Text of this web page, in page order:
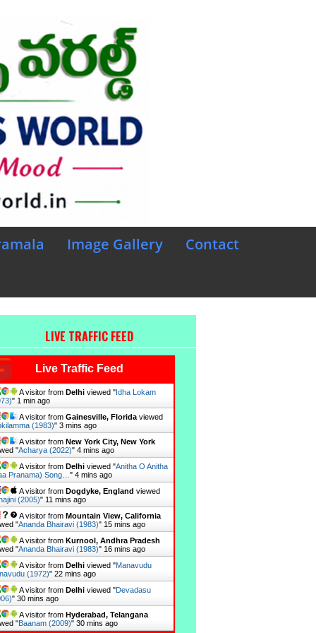
Image Gallery
Contact
LIVE TRAFFIC FEED
Live Traffic Feed
A visitor from Delhiviewed "Idha Lokam
" 1 min ago
A visitor from Gainesville, Floridaviewed
(1983)" 3 mins ago
A visitor from New York City, New York
"Acharya (2022)" 4 mins ago
A visitor from Delhiviewed "Anitha O Anitha
Pranama) Song… " 4 mins ago
A visitor from Dogdyke, England viewed
(2005)" 11 mins ago
A visitor from Mountain View, California
"Ananda Bhairavi (1983)" 15 mins ago
A visitor from Kurnool, Andhra Pradesh
"Ananda Bhairavi (1983)" 16 mins ago
A visitor from Delhiviewed "Manavudu
(1972)" 22 mins ago
A visitor from Delhiviewed "Devadasu
" 30 mins ago
A visitor from Hyderabad, Telangana
"Baanam (2009)" 30 mins ago